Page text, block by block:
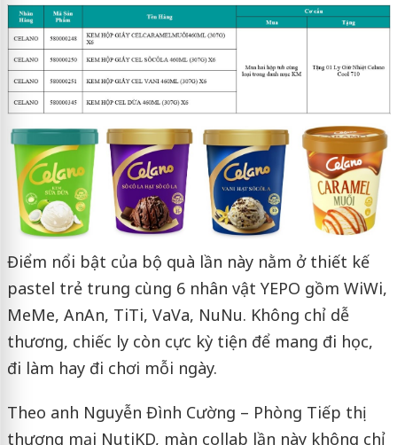
Điểm nổi bật của bộ quà lần này nằm ở thiết kế
pastel trẻ trung cùng 6 nhân vật YEPO gồm WiWi,
MeMe, AnAn, TiTi, VaVa, NuNu. Không chỉ dễ
thương, chiếc ly còn cực kỳ tiện để mang đi học,
đi làm hay đi chơi mỗi ngày.
Theo anh Nguyễn Đình Cường – Phòng Tiếp thị
thương mại NutiKD, màn collab lần này không chỉ